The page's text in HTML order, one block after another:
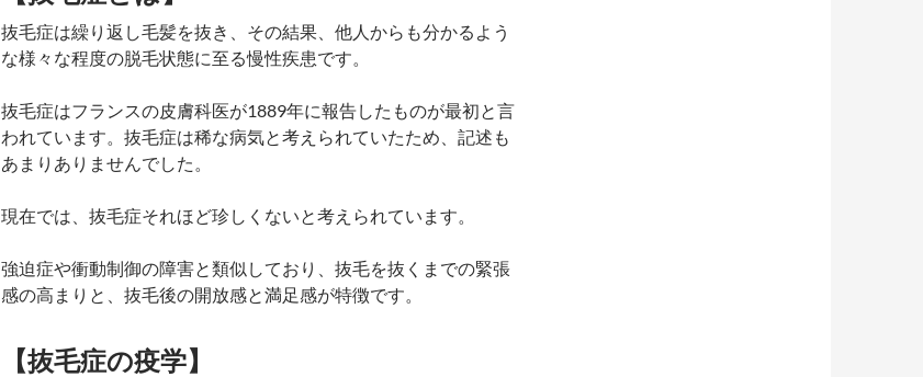
抜毛症は繰り返し毛髪を抜き、その結果、他人からも分かるよう
な様々な程度の脱毛状態に至る慢性疾患です。
抜毛症はフランスの皮膚科医が1889年に報告したものが最初と言
われています。抜毛症は稀な病気と考えられていたため、記述も
あまりありませんでした。
現在では、抜毛症それほど珍しくないと考えられています。
強迫症や衝動制御の障害と類似しており、抜毛を抜くまでの緊張
感の高まりと、抜毛後の開放感と満足感が特徴です。
【抜毛症の疫学】